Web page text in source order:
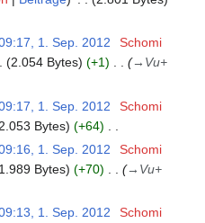
1. Sep. 2012
Schomi
2.054 Bytes +1 → Vu+
1. Sep. 2012
Schomi
2.053 Bytes
+64
1. Sep. 2012
Schomi
1.989 Bytes +70 → Vu+
1. Sep. 2012
Schomi